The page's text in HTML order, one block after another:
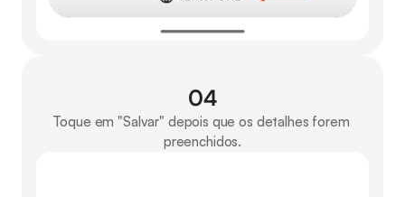
04
Toque em "Salvar" depois que os detalhes forem
preenchidos.